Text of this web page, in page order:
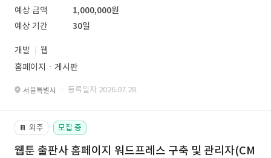
예상 금액
1,000,000원
예상 기간
30일
개발
웹
홈페이지ㆍ게시판
서울특별시 · 등록일자 2026.07.28.
📔 외주 모집 중
웹툰 출판사 홈페이지 워드프레스 구축 및 관리자(CM